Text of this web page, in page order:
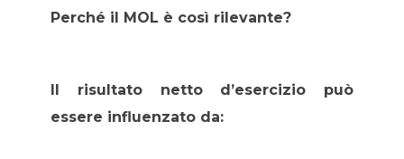
Perché il MOL è così rilevante?
Il risultato netto d’esercizio può
essere influenzato da: